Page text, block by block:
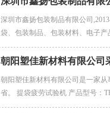
深圳市鑫扬包装制品有限公司
袋、包装制品、包装材料、电子
朝阳塑佳新材料有限公司
朝阳塑佳新材料有限公司是一家
省。 提袋疲劳试验机 产品型号：